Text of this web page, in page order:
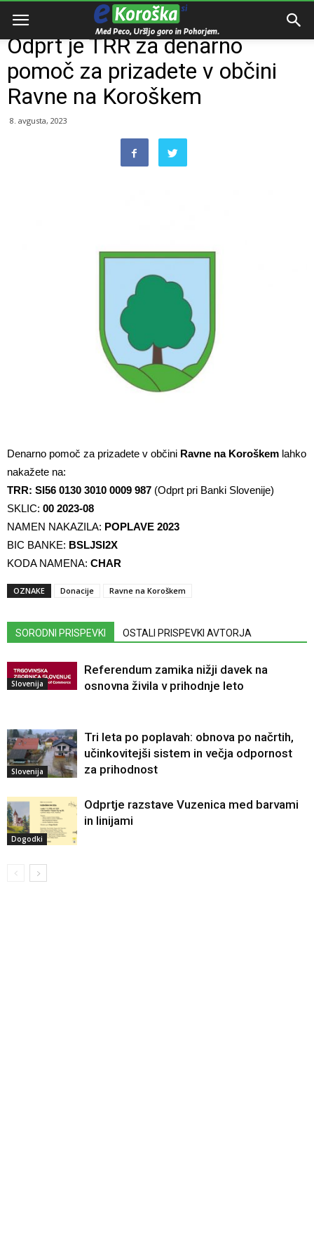
Domov
Odprt je TRR za denarno
pomoč za prizadete v občini
Ravne na Koroškem
8. avgusta, 2023
Denarno pomoč za prizadete v občini Ravne na Koroškem lahko
nakažete na:
TRR: SI56 0130 3010 0009 987 (Odprt pri Banki Slovenije)
SKLIC: 00 2023-08
NAMEN NAKAZILA: POPLAVE 2023
BIC BANKE: BSLJSI2X
KODA NAMENA: CHAR
OZNAKE Donacije Ravne na Koroškem
SORODNI PRISPEVKI OSTALI PRISPEVKI AVTORJA
Slovenija
Referendum zamika nižji davek na
osnovna živila v prihodnje leto
Slovenija
Tri leta po poplavah: obnova po načrtih,
učinkovitejši sistem in večja odpornost
za prihodnost
Dogodki
Odprtje razstave Vuzenica med barvami
in linijami